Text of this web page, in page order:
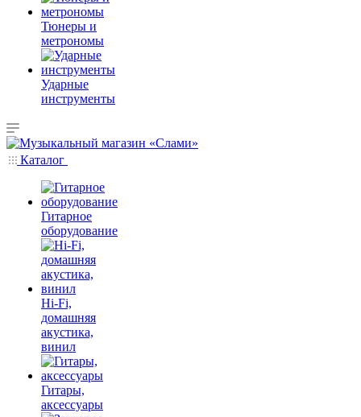
Тюнеры и
метрономы
Ударные
инструменты
Каталог
Гитарное
оборудование
Hi-Fi,
домашняя
акустика,
винил
Гитары,
аксессуары